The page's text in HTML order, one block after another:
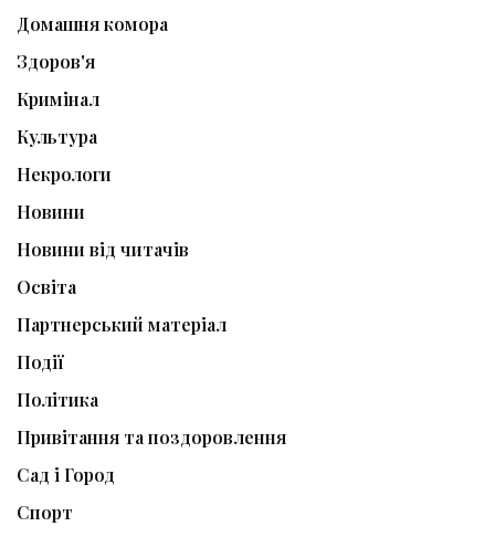
Домашня комора
Здоров'я
Кримінал
Культура
Некрологи
Новини
Новини від читачів
Освіта
Партнерський матеріал
Події
Політика
Привітання та поздоровлення
Сад і Город
Спорт